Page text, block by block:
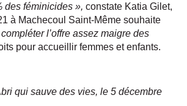
des féminicides », constate Katia Gilet,
à Machecoul Saint-Même souhaite
l’offre assez maigre des
pour accueillir femmes et enfants.
qui sauve des vies, le 5 décembre